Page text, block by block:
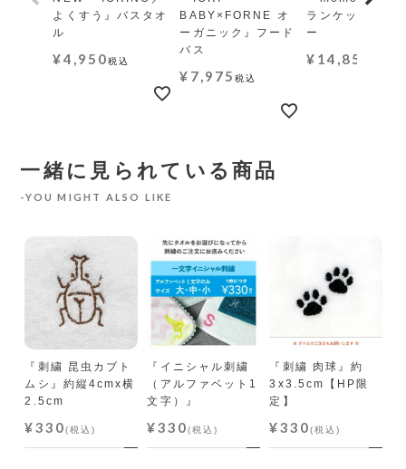
よくすう』バスタオ
ル
¥4,950税込
BABY×FORNE オ
ーガニック』フード
バス
¥ 7,975税込
ランケット レギ
ー
¥ 14,850
一緒に見られている商品
YOU MIGHT ALSO LIKE
『刺繍 昆虫カブト
ムシ』約縦4cmx横
2.5cm
¥330(税込)
『イニシャル刺繍
（アルファベット1
文字）』
¥330(税込)
『刺繍 肉球』約
3x3.5cm【HP限
定】
¥330(税込)